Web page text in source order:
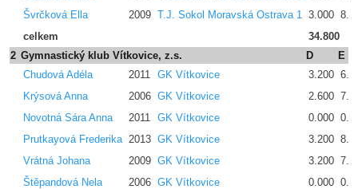
Švrčková Ella
2009 T.J. Sokol Moravská Ostrava 1 3.000
celkem
34.800
2 Gymnastický klub Vítkovice, z.s. D
E
Chudová Adéla
2011 GK Vítkovice 3.200
Krýsová Anna
2006 GK Vítkovice 2.600
Novotná Sára Anna
2011 GK Vítkovice 0.000
Prutkayová Frederika 2013 GK Vítkovice 3.200
Vrátná Johana
2009 GK Vítkovice 3.200
Štěpandová Nela
2006 GK Vítkovice 0.000